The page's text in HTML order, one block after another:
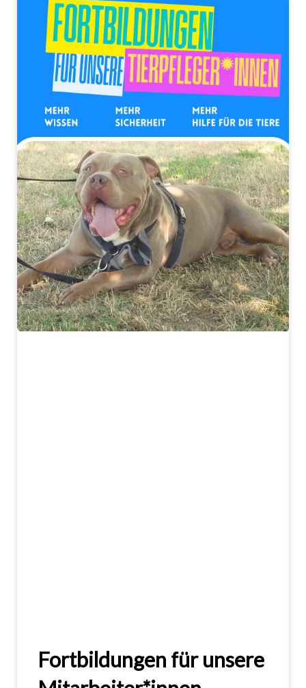
Fortbildungen für unsere